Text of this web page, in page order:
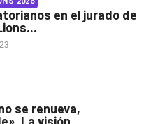
en el jurado de
se renueva,